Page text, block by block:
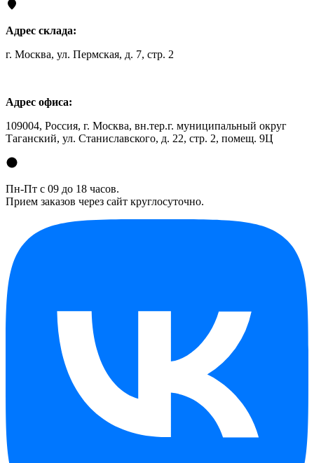
Адрес склада:
г. Москва, ул. Пермская, д. 7, стр. 2
Адрес офиса:
109004, Россия, г. Москва, вн.тер.г. муниципальный округ
Таганский, ул. Станиславского, д. 22, стр. 2, помещ. 9Ц
Пн-Пт с 09 до 18 часов.
Прием заказов через сайт круглосуточно.